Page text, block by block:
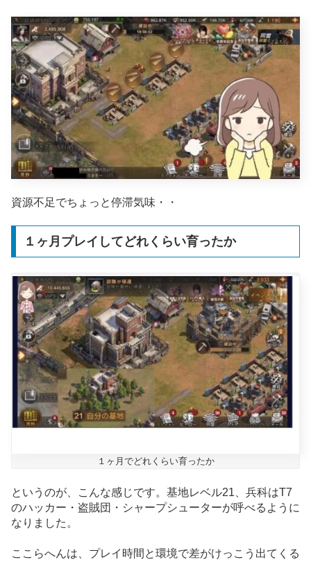
資源不足でちょっと停滞気味・・
１ヶ月プレイしてどれくらい育ったか
１ヶ月でどれくらい育ったか
というのが、こんな感じです。基地レベル21、兵科はT7
のハッカー・盗賊団・シャープシューターが呼べるように
なりました。
ここらへんは、プレイ時間と環境で差がけっこう出てくる